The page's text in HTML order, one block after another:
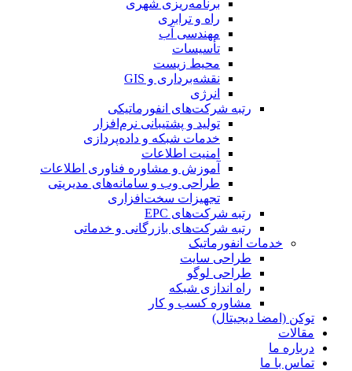
برنامه‌ریزی شهری
راه و ترابری
مهندسی آب
تأسیسات
محیط زیست
نقشه‌برداری و GIS
انرژی
رتبه شرکت‌های انفورماتیکی
تولید و پشتیبانی نرم‌افزار
خدمات شبکه و داده‌پردازی
امنیت اطلاعات
آموزش و مشاوره فناوری اطلاعات
طراحی وب و سامانه‌های مدیریتی
تجهیزات سخت‌افزاری
رتبه شرکت‌های EPC
رتبه شرکت‌های بازرگانی و خدماتی
خدمات انفورماتیک
طراحی سایت
طراحی لوگو
راه اندازی شبکه
مشاوره کسب و کار
توکن (امضا دیجیتال)
مقالات
درباره ما
تماس با ما